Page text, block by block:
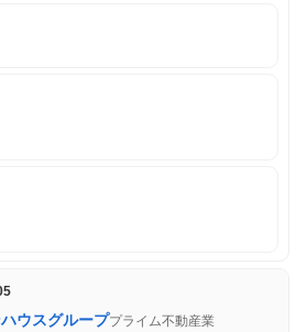
ウスグループプライム不動産業